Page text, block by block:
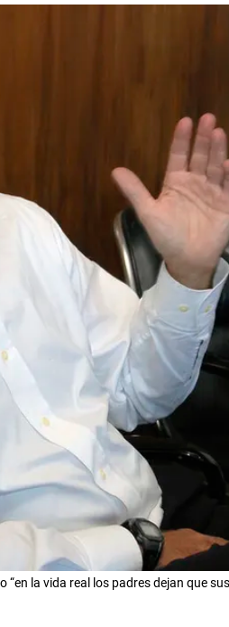
la vida real los padres dejan que